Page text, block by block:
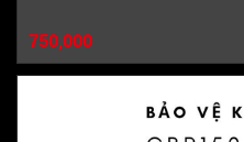
750,000